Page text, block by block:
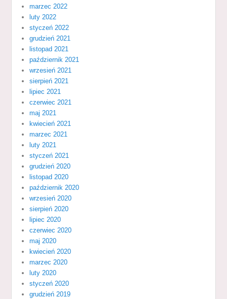
marzec 2022
luty 2022
styczeń 2022
grudzień 2021
listopad 2021
październik 2021
wrzesień 2021
sierpień 2021
lipiec 2021
czerwiec 2021
maj 2021
kwiecień 2021
marzec 2021
luty 2021
styczeń 2021
grudzień 2020
listopad 2020
październik 2020
wrzesień 2020
sierpień 2020
lipiec 2020
czerwiec 2020
maj 2020
kwiecień 2020
marzec 2020
luty 2020
styczeń 2020
grudzień 2019